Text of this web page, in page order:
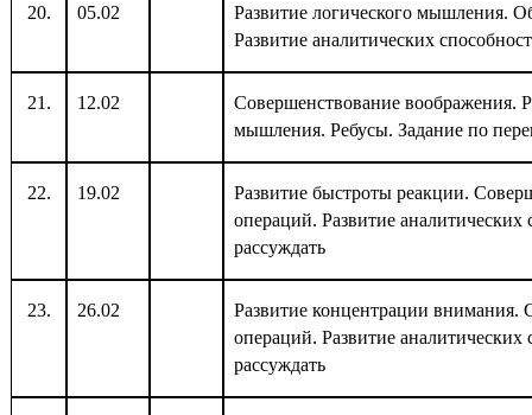
20. 05.02
Развитие логического мышления.
Развитие аналитических
21. 12.02
Совершенствование воображения.
мышления. Ребусы. Задание по
22. 19.02
Развитие быстроты реакции.
операций. Развитие аналитических
рассуждать
23. 26.02
Развитие концентрации
операций. Развитие аналитических
рассуждать